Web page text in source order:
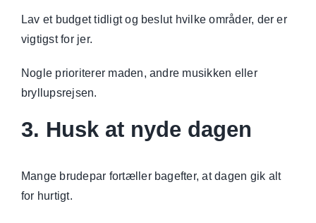
Lav et budget tidligt og beslut hvilke områder, der er
vigtigst for jer.
Nogle prioriterer maden, andre musikken eller
bryllupsrejsen.
3. Husk at nyde dagen
Mange brudepar fortæller bagefter, at dagen gik alt
for hurtigt.